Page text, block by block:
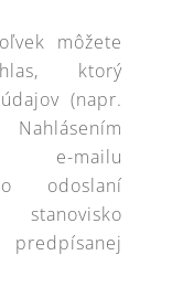
môžete
ktorý
(napr.
mailu
odoslaní